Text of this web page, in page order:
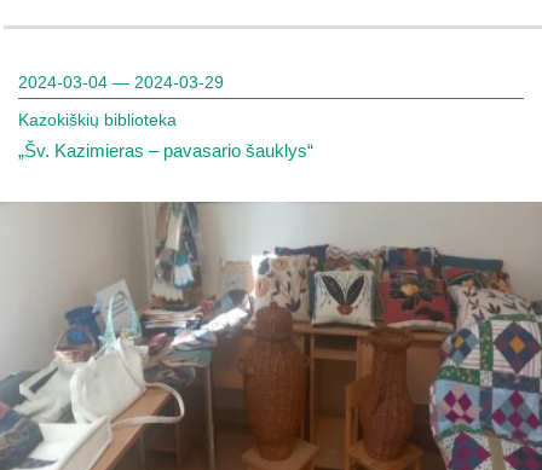
2024-03-04 — 2024-03-29
Kazokiškių biblioteka
„Šv. Kazimieras – pavasario šauklys“